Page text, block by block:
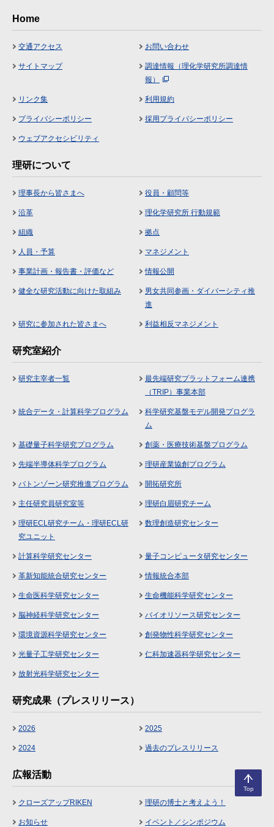
Top
Home
交通アクセス お問い合わせ
サイトマップ
調達情報（理化学研究所調達情
報）
リンク集 利用規約
プライバシーポリシー 採用プライバシーポリシー
ウェブアクセシビリティ
理研について
理事長から皆さまへ 役員・顧問等
沿革 理化学研究所 行動規範
組織 拠点
人員・予算 マネジメント
事業計画・報告書・評価など 情報公開
健全な研究活動に向けた取組み
男女共同参画・ダイバーシティ推
進
研究に参加された皆さまへ 利益相反マネジメント
研究室紹介
研究主宰者一覧
最先端研究プラットフォーム連携
（TRIP）事業本部
統合データ・計算科学プログラム
科学研究基盤モデル開発プログラ
ム
基礎量子科学研究プログラム 創薬・医療技術基盤プログラム
先端半導体科学プログラム 理研産業協創プログラム
バトンゾーン研究推進プログラム 開拓研究所
主任研究員研究室等 理研白眉研究チーム
理研ECL研究チーム・理研ECL研
究ユニット
数理創造研究センター
計算科学研究センター 量子コンピュータ研究センター
革新知能統合研究センター 情報統合本部
生命医科学研究センター 生命機能科学研究センター
脳神経科学研究センター バイオリソース研究センター
環境資源科学研究センター 創発物性科学研究センター
光量子工学研究センター 仁科加速器科学研究センター
放射光科学研究センター
研究成果（プレスリリース）
2026 2025
2024 過去のプレスリリース
広報活動
クローズアップRIKEN 理研の博士と考えよう！
お知らせ イベント／シンポジウム